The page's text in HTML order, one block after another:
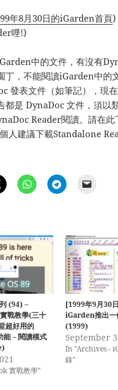
年8月30日的iGarden首頁)
哩!)
中的文件，有沒有
丁，不能閱讀iGarden中的
發表文件（如筆記），現
都是 DynaDoc 文件，須以
Reader閱讀。請在
人建議下載Standalone
(94) –
戰教學(三十
超好用的
– 閱讀模式
實戰教學"
[1999年9月30
iGarden推出一
(1999)
September
In "Archives -
錄"